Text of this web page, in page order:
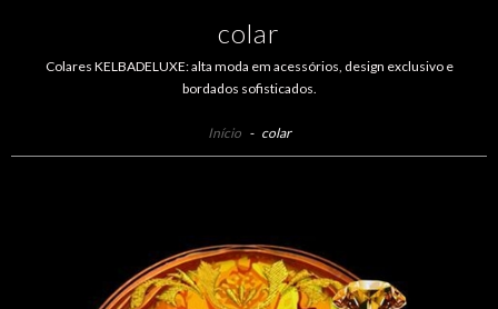
colar
Colares KELBADELUXE: alta moda em acessórios, design exclusivo e
bordados sofisticados.
Início - colar